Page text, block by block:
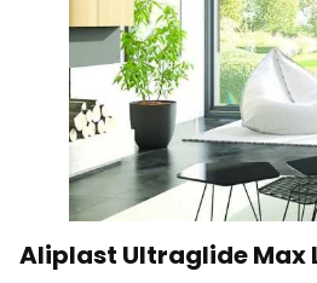
Statistieken
Statistische cookies helpen
begrijpen hoe verschillende
gedragen door anonieme
rapporteren.
Aliplast Ultraglide Max